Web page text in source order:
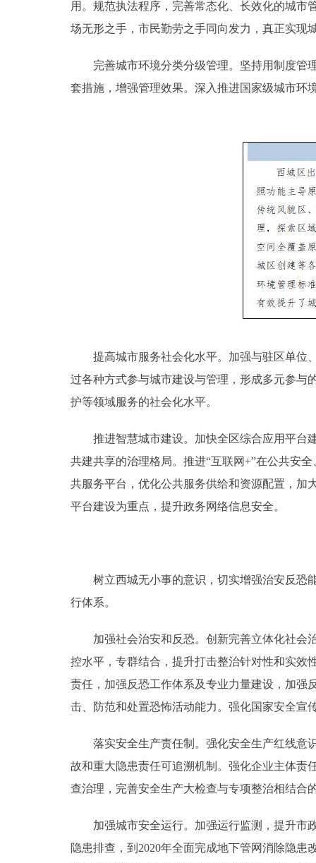
用。规范执法程序，完善常态化、长效化的城
场无形之手，市民勤劳之手同向发力，真正实现
完善城市环境分类分级管理。坚持用制度管理
套措施，增强管理效果。深入推进国家级城市环
提高城市服务社会化水平。加强与驻区单位、
过各种方式参与城市建设与管理，形成多元参与
护等领域服务的社会化水平。
推进智慧城市建设。加快全区综合应用平台建
共建共享的治理格局。推进“互联网+”在公共安
共服务平台，优化公共服务供给和资源配置，加
平台建设为重点，提升政务网络信息安全。
树立西城无小事的意识，切实增强治安反恐能
行体系。
加强社会治安和反恐。创新完善立体化社会治
控水平，专群结合，提升打击整治针对性和实效
责任，加强反恐工作体系及专业力量建设，加强
击、防范和处置恐怖活动能力。强化国家安全宣
落实安全生产责任制。强化安全生产红线意识
故和重大隐患责任可追溯机制。强化企业主体责
查治理，完善安全生产大检查与专项整治相结合
加强城市安全运行。加强运行监测，提升市政
隐患排查，到2020年全面完成地下管网消除隐